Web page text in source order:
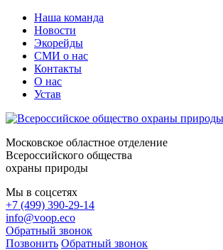
Наша команда
Новости
Экорейды
СМИ о нас
Контакты
О нас
Устав
Московское областное отделение
Всероссийского общества
охраны природы
Мы в соцсетях
+7 (499) 390-29-14
info@voop.eco
Обратный звонок
Позвонить Обратный звонок